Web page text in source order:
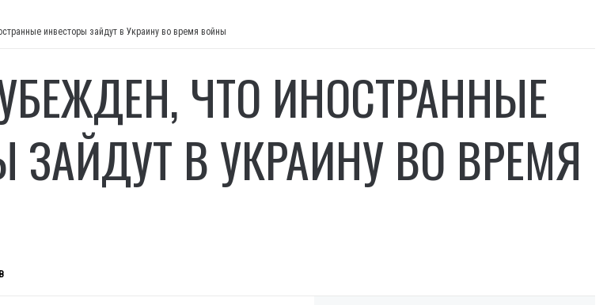
инвесторы зайдут в Украину во время войны
ЧТО ИНОСТРАННЫЕ
ЗАЙДУТ В УКРАИНУ ВО ВРЕМЯ